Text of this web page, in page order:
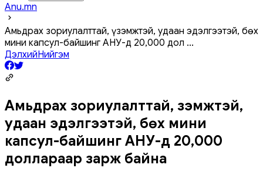
Anu.mn
Амьдрах зориулалттай, үзэмжтэй, удаан эдэлгээтэй, бөх
мини капсул-байшинг АНУ-д 20,000 дол ...
ДэлхийНийгэм
Амьдрах зориулалттай, үзэмжтэй,
удаан эдэлгээтэй, бөх мини
капсул-байшинг АНУ-д 20,000
доллараар зарж байна